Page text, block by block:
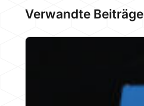
Verwandte Beiträge